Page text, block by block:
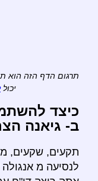
תרגום הדף הזה הוא
יכול
כיצד
ב- גיאנה
תקעים, שקעים,
לנסיעה מ